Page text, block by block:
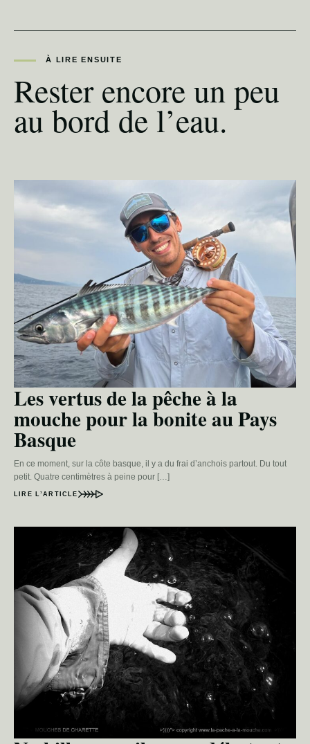
À LIRE ENSUITE
Rester encore un peu
au bord de l’eau.
Les vertus de la pêche à la
mouche pour la bonite au Pays
Basque
En ce moment, sur la côte basque, il y a du frai d’anchois partout. Du tout
petit. Quatre centimètres à peine pour […]
LIRE L’ARTICLE